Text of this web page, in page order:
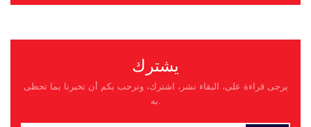
يشترك
يرجى قراءة على، البقاء نشر، اشترك، ونرحب بكم أن تخبرنا بما تحظى
به.